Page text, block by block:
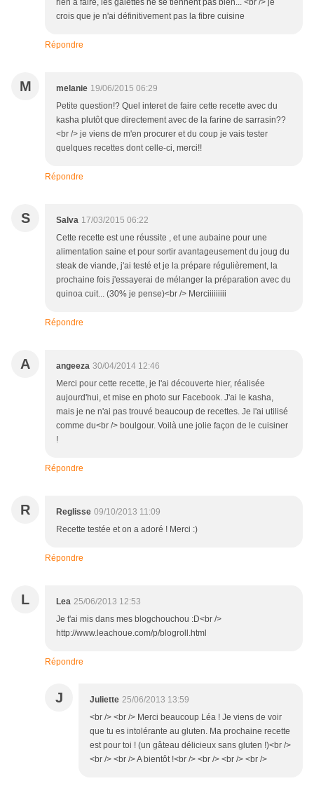
rien à faire, les galettes ne se tiennent pas bien... <br /> je
crois que je n'ai définitivement pas la fibre cuisine
Répondre
M melanie 19/06/2015 06:29
Petite question!? Quel interet de faire cette recette avec du
kasha plutôt que directement avec de la farine de sarrasin??
<br /> je viens de m'en procurer et du coup je vais tester
quelques recettes dont celle-ci, merci!!
Répondre
S Salva 17/03/2015 06:22
Cette recette est une réussite , et une aubaine pour une
alimentation saine et pour sortir avantageusement du joug du
steak de viande, j'ai testé et je la prépare régulièrement, la
prochaine fois j'essayerai de mélanger la préparation avec du
quinoa cuit... (30% je pense)<br /> Merciiiiiiiii
Répondre
A angeeza 30/04/2014 12:46
Merci pour cette recette, je l'ai découverte hier, réalisée
aujourd'hui, et mise en photo sur Facebook. J'ai le kasha,
mais je ne n'ai pas trouvé beaucoup de recettes. Je l'ai utilisé
comme du<br /> boulgour. Voilà une jolie façon de le cuisiner
!
Répondre
R Reglisse 09/10/2013 11:09
Recette testée et on a adoré ! Merci :)
Répondre
L Lea 25/06/2013 12:53
Je t'ai mis dans mes blogchouchou :D<br />
http://www.leachoue.com/p/blogroll.html
Répondre
J Juliette 25/06/2013 13:59
<br /> <br /> Merci beaucoup Léa ! Je viens de voir
que tu es intolérante au gluten. Ma prochaine recette
est pour toi ! (un gâteau délicieux sans gluten !)<br />
<br /> <br /> A bientôt !<br /> <br /> <br /> <br />